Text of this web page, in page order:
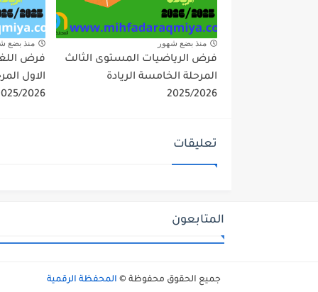
منذ بضع شهور
فرض الرياضيات المستوى الثالث
المرحلة الخامسة الريادة
2025/2026
منذ بضع
فرض
الاول
2026
تعليقات
المتابعون
جميع الحقوق محفوظة © المحفظة الرقمية